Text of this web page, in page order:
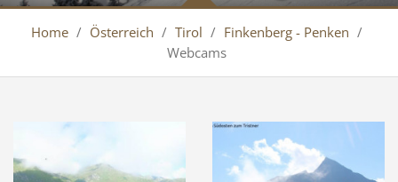
Penken
Home / Österreich / Tirol / Finkenberg - Penken /
Webcams